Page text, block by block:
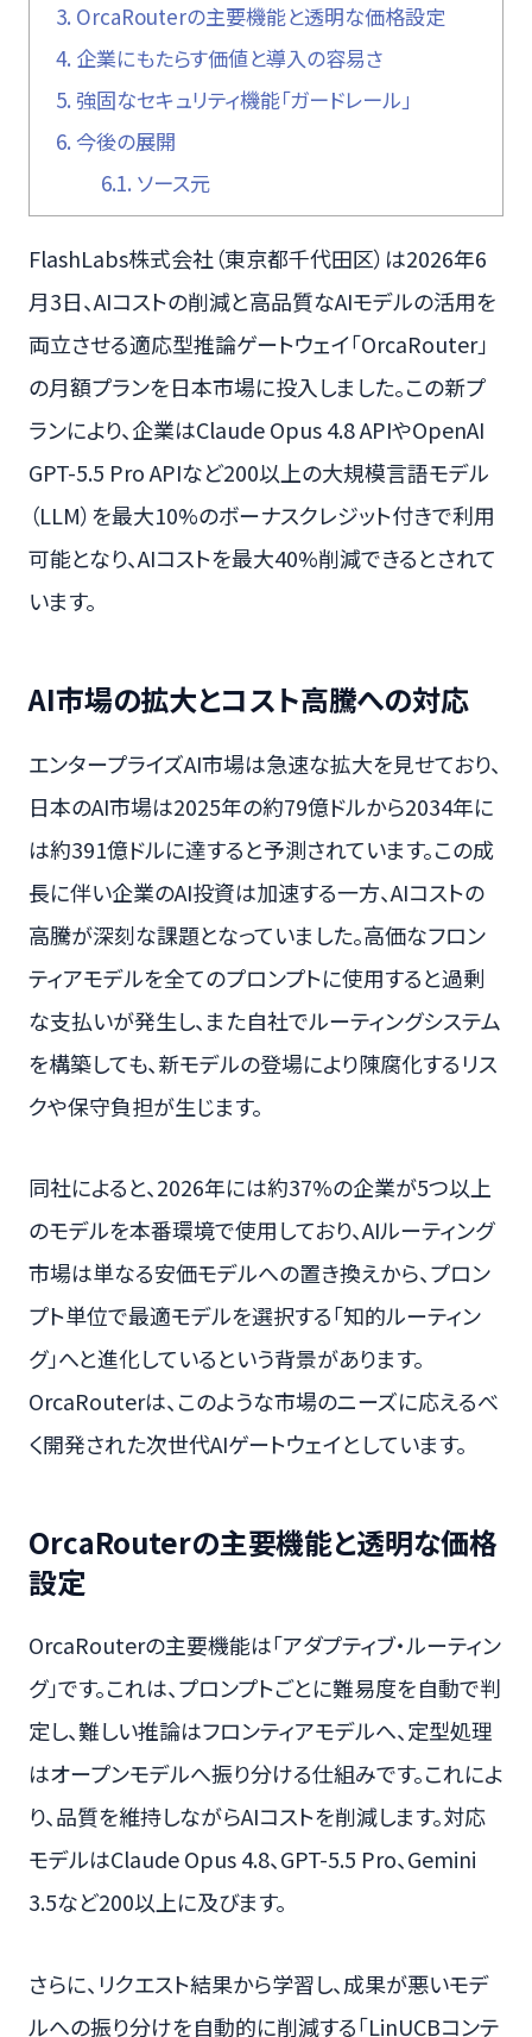
3. OrcaRouterの主要機能と透明な価格設定
4. 企業にもたらす価値と導入の容易さ
5. 強固なセキュリティ機能「ガードレール」
6. 今後の展開
6.1. ソース元
FlashLabs株式会社（東京都千代田区）は2026年6
月3日、AIコストの削減と高品質なAIモデルの活用を
両立させる適応型推論ゲートウェイ「OrcaRouter」
の月額プランを日本市場に投入しました。この新プ
ランにより、企業はClaude Opus 4.8 APIやOpenAI
GPT-5.5 Pro APIなど200以上の大規模言語モデル
（LLM）を最大10%のボーナスクレジット付きで利用
可能となり、AIコストを最大40%削減できるとされて
います。
AI市場の拡大とコスト高騰への対応
エンタープライズAI市場は急速な拡大を見せており、
日本のAI市場は2025年の約79億ドルから2034年に
は約391億ドルに達すると予測されています。この成
長に伴い企業のAI投資は加速する一方、AIコストの
高騰が深刻な課題となっていました。高価なフロン
ティアモデルを全てのプロンプトに使用すると過剰
な支払いが発生し、また自社でルーティングシステム
を構築しても、新モデルの登場により陳腐化するリス
クや保守負担が生じます。
同社によると、2026年には約37%の企業が5つ以上
のモデルを本番環境で使用しており、AIルーティング
市場は単なる安価モデルへの置き換えから、プロン
プト単位で最適モデルを選択する「知的ルーティン
グ」へと進化しているという背景があります。
OrcaRouterは、このような市場のニーズに応えるべ
く開発された次世代AIゲートウェイとしています。
OrcaRouterの主要機能と透明な価格
設定
OrcaRouterの主要機能は「アダプティブ・ルーティン
グ」です。これは、プロンプトごとに難易度を自動で判
定し、難しい推論はフロンティアモデルへ、定型処理
はオープンモデルへ振り分ける仕組みです。これによ
り、品質を維持しながらAIコストを削減します。対応
モデルはClaude Opus 4.8、GPT-5.5 Pro、Gemini
3.5など200以上に及びます。
さらに、リクエスト結果から学習し、成果が悪いモデ
ルへの振り分けを自動的に削減する「LinUCBコンテ